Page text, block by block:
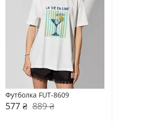
Футболка FUT-8609
577 ₴ 889 ₴